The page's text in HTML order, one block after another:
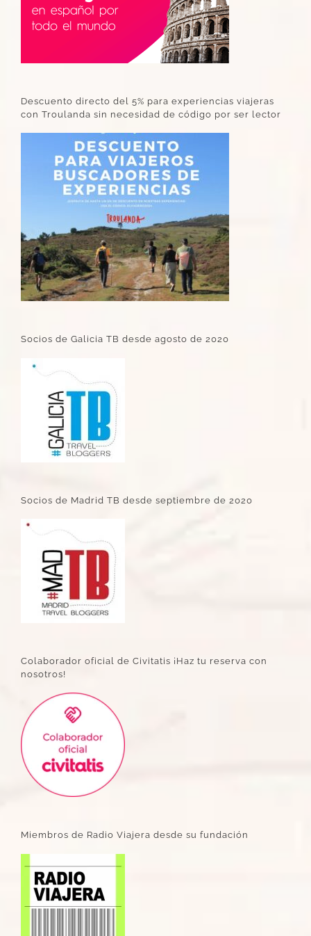
Descuento directo del 5% para experiencias viajeras
con Troulanda sin necesidad de código por ser lector
Socios de Galicia TB desde agosto de 2020
Socios de Madrid TB desde septiembre de 2020
Colaborador oficial de Civitatis ¡Haz tu reserva con
nosotros!
Miembros de Radio Viajera desde su fundación